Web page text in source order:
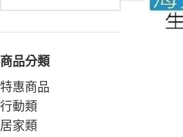
商品分類
特惠商品
行動類
居家類